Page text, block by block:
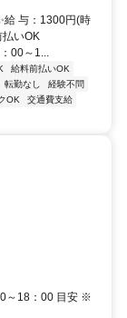
：1300円(時
いOK
～1...
給料前払いOK
転勤なし
経験不問
OK
交通費支給
～18：00 目安 ※